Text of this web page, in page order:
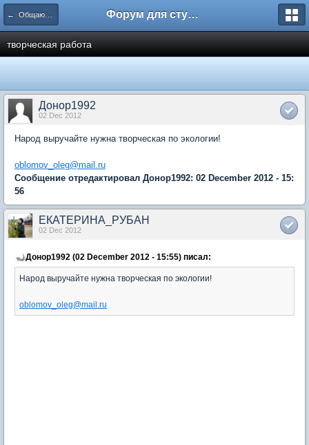
← Общаются юристы Форум для студента СГА
творческая работа
Донор1992
02 Dec 2012
Народ выручайте нужна творческая по экологии!
oblomov_oleg@mail.ru
Сообщение отредактировал Донор1992: 02 December 2012 - 15:
56
ЕКАТЕРИНА_РУБАН
02 Dec 2012
Донор1992 (02 December 2012 - 15:55) писал:
Народ выручайте нужна творческая по экологии!
oblomov_oleg@mail.ru